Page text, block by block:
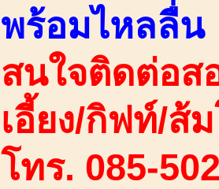
พร้อมไหลลื่น
สนใจติดต่อส
เอี้ยง/กิฟท์/ส้
โทร. 085-